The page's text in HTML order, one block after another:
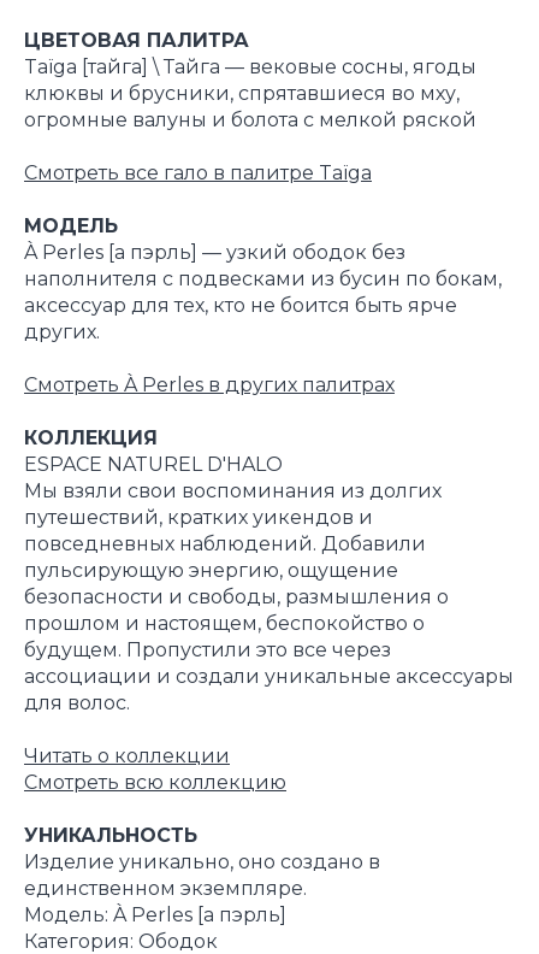
ЦВЕТОВАЯ ПАЛИТРА
Taïga [тайга] \ Тайга — вековые сосны, ягоды
клюквы и брусники, спрятавшиеся во мху,
огромные валуны и болота с мелкой ряской
Смотреть все гало в палитре Taïga
МОДЕЛЬ
À Perles [а пэрль] — узкий ободок без
наполнителя с подвесками из бусин по бокам,
аксессуар для тех, кто не боится быть ярче
других.
Смотреть À Perles в других палитрах
КОЛЛЕКЦИЯ
ESPACE NATUREL D'HALO
Мы взяли свои воспоминания из долгих
путешествий, кратких уикендов и
повседневных наблюдений. Добавили
пульсирующую энергию, ощущение
безопасности и свободы, размышления о
прошлом и настоящем, беспокойство о
будущем. Пропустили это все через
ассоциации и создали уникальные аксессуары
для волос.
Читать о коллекции
Смотреть всю коллекцию
УНИКАЛЬНОСТЬ
Изделие уникально, оно создано в
единственном экземпляре.
Модель: À Perles [а пэрль]
Категория: Ободок